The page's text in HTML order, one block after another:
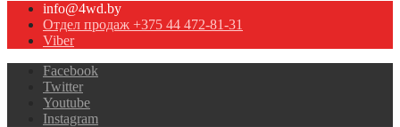
info@4wd.by
Отдел продаж +375 44 472-81-31
Viber
Facebook
Twitter
Youtube
Instagram